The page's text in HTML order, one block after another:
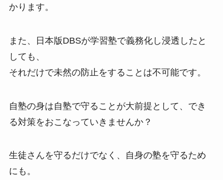
かります。
また、日本版DBSが学習塾で義務化し浸透したと
しても、
それだけで未然の防止をすることは不可能です。
自塾の身は自塾で守ることが大前提として、でき
る対策をおこなっていきませんか？
生徒さんを守るだけでなく、自身の塾を守るため
にも。